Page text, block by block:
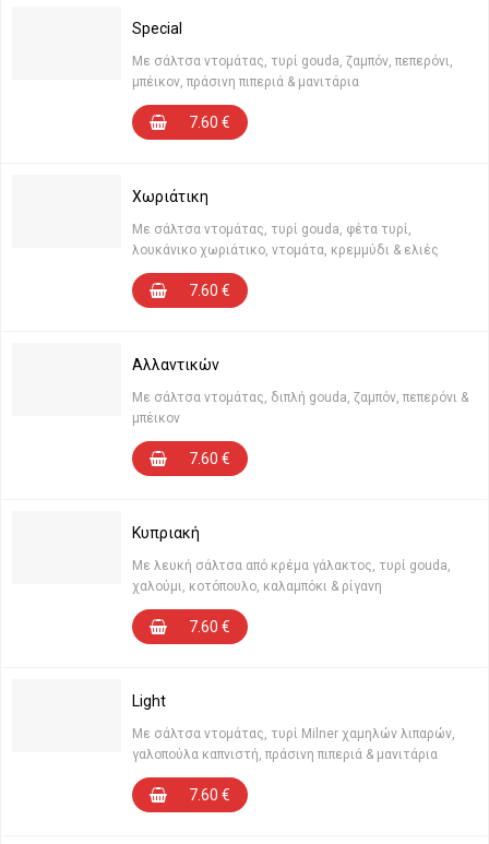
Special
Με σάλτσα ντομάτας, τυρί gouda, ζαμπόν, πεπερόνι,
μπέικον, πράσινη πιπεριά & μανιτάρια
7.60 €
Χωριάτικη
Με σάλτσα ντομάτας, τυρί gouda, φέτα τυρί,
λουκάνικο χωριάτικο, ντομάτα, κρεμμύδι & ελιές
7.60 €
Αλλαντικών
Με σάλτσα ντομάτας, διπλή gouda, ζαμπόν, πεπερόνι &
μπέικον
7.60 €
Κυπριακή
Με λευκή σάλτσα από κρέμα γάλακτος, τυρί gouda,
χαλούμι, κοτόπουλο, καλαμπόκι & ρίγανη
7.60 €
Light
Με σάλτσα ντομάτας, τυρί Milner χαμηλών λιπαρών,
γαλοπούλα καπνιστή, πράσινη πιπεριά & μανιτάρια
7.60 €